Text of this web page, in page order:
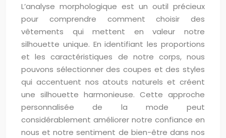
L’analyse morphologique est un outil précieux
pour comprendre comment choisir des
vêtements qui mettent en valeur notre
silhouette unique. En identifiant les proportions
et les caractéristiques de notre corps, nous
pouvons sélectionner des coupes et des styles
qui accentuent nos atouts naturels et créent
une silhouette harmonieuse. Cette approche
personnalisée de la mode peut
considérablement améliorer notre confiance en
nous et notre sentiment de bien-être dans nos